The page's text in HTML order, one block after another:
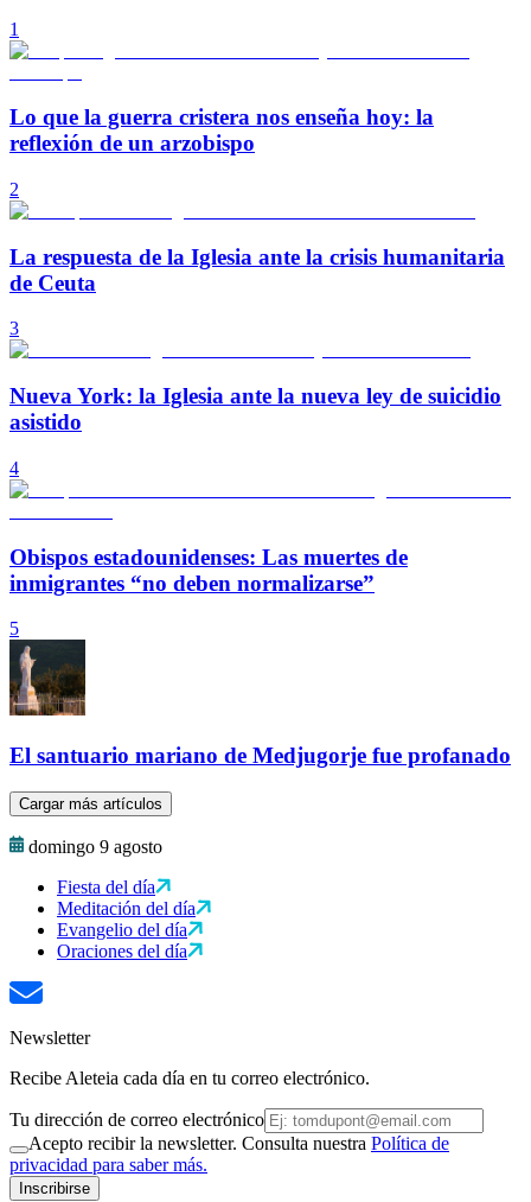
1
Lo que la guerra cristera nos enseña hoy: la
reflexión de un arzobispo
2
La respuesta de la Iglesia ante la crisis humanitaria
de Ceuta
3
Nueva York: la Iglesia ante la nueva ley de suicidio
asistido
4
Obispos estadounidenses: Las muertes de
inmigrantes “no deben normalizarse”
5
El santuario mariano de Medjugorje fue profanado
Cargar más artículos
domingo 9 agosto
Fiesta del día
Meditación del día
Evangelio del día
Oraciones del día
Newsletter
Recibe Aleteia cada día en tu correo electrónico.
Tu dirección de correo electrónico
Acepto recibir la newsletter. Consulta nuestra Política de
privacidad para saber más.
Inscribirse